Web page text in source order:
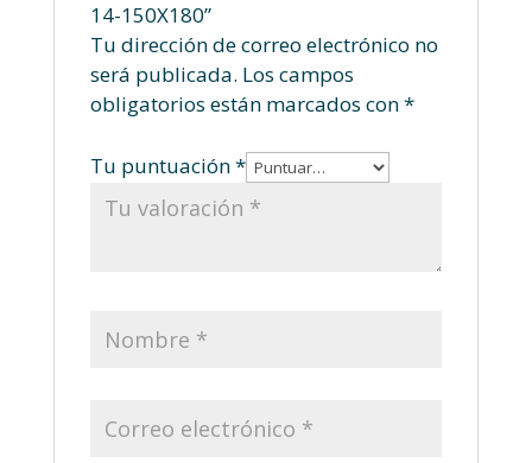
14-150X180”
Tu dirección de correo electrónico no
será publicada. Los campos
obligatorios están marcados con*
Tu puntuación*